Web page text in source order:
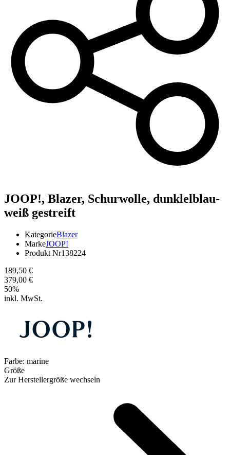
JOOP!, Blazer, Schurwolle, dunklelblau-
weiß gestreift
KategorieBlazer
MarkeJOOP!
Produkt Nr138224
189,50 €
379,00 €
50%
inkl. MwSt.
Farbe: marine
Größe
Zur Herstellergröße wechseln